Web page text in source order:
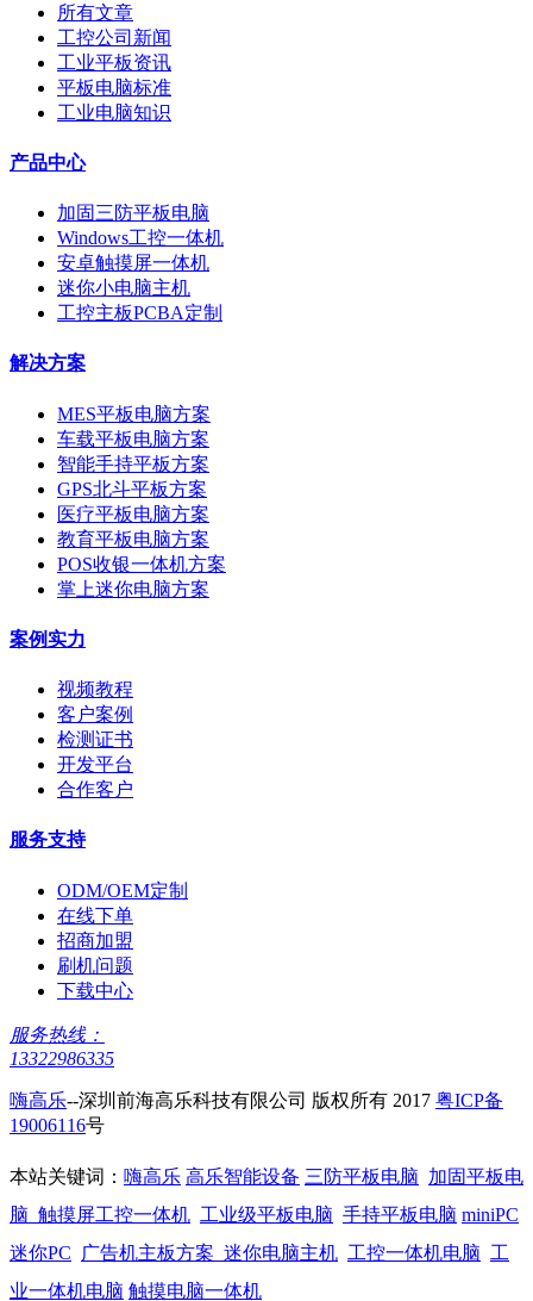
所有文章
工控公司新闻
工业平板资讯
平板电脑标准
工业电脑知识
产品中心
加固三防平板电脑
Windows工控一体机
安卓触摸屏一体机
迷你小电脑主机
工控主板PCBA定制
解决方案
MES平板电脑方案
车载平板电脑方案
智能手持平板方案
GPS北斗平板方案
医疗平板电脑方案
教育平板电脑方案
POS收银一体机方案
掌上迷你电脑方案
案例实力
视频教程
客户案例
检测证书
开发平台
合作客户
服务支持
ODM/OEM定制
在线下单
招商加盟
刷机问题
下载中心
服务热线：
13322986335
嗨高乐--深圳前海高乐科技有限公司 版权所有 2017 粤ICP备
19006116号
本站关键词： 嗨高乐 高乐智能设备 三防平板电脑 加固平板电
脑 触摸屏工控一体机 工业级平板电脑 手持平板电脑 miniPC
迷你PC
广告机主板方案 迷你电脑主机 工控一体机电脑 工
业一体机电脑 触摸电脑一体机